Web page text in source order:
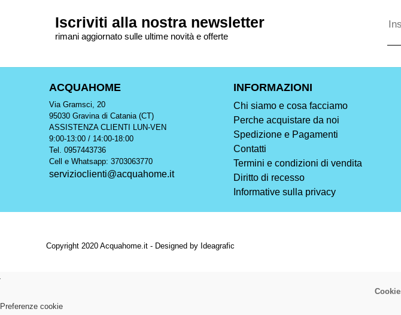
Iscriviti alla nostra newsletter
rimani aggiornato sulle ultime novità e offerte
ACQUAHOME
Via Gramsci, 20
95030 Gravina di Catania (CT)
ASSISTENZA CLIENTI LUN-VEN
9:00-13:00 / 14:00-18:00
Tel. 0957443736
Cell e Whatsapp: 3703063770
servizioclienti@acquahome.it
INFORMAZIONI
Chi siamo e cosa facciamo
Perche acquistare da noi
Spedizione e Pagamenti
Contatti
Termini e condizioni di vendita
Diritto di recesso
Informative sulla privacy
Copyright 2020 Acquahome.it - Designed by Ideagrafic
Preferenze cookie